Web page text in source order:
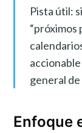
Pista útil:
“próximos
general
Enfoque